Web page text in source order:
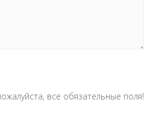
все обязательные поля!